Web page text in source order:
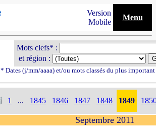
Version
Mobile
Menu
Mots clefs* :
et région :
* Dates (j/mm/aaaa) et/ou mots classés du plus
1 ... 1845 1846 1847 1848 1849
Septembre 2011